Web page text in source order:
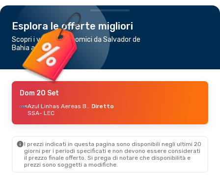
Esplora le offerte migliori
Scopri i voli più economici da Salvador de
Bahia a Lencois
Dom 20 Set
Azul Linhas Aereas Brasileiras Diretto
SSA- LEC
I prezzi indicati in questa pagina sono disponibili negli ultimi 20
giorni per i periodi specificati e non devono essere considerati
il ​​prezzo finale offerto. Si prega di notare che disponibilità e
prezzi sono soggetti a modifiche.